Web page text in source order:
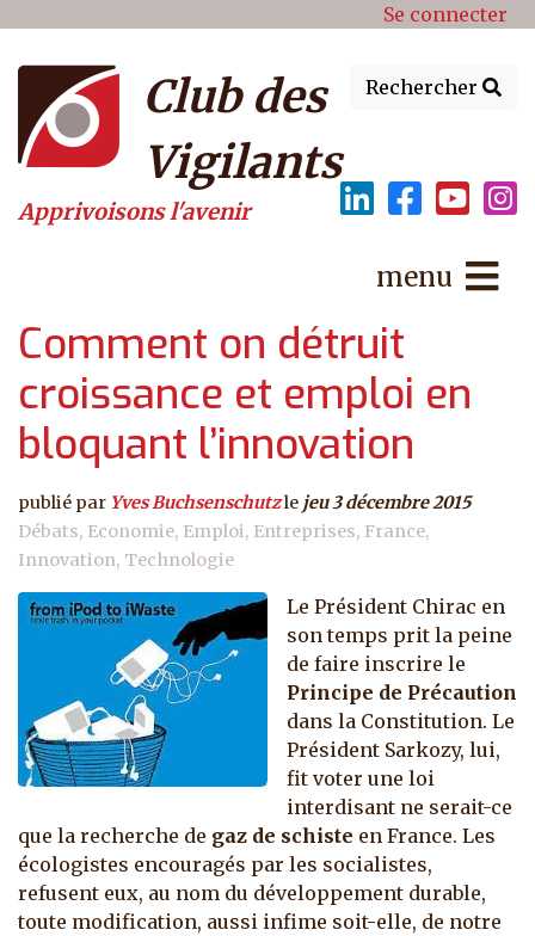
Menu du compte de Se connecter
Rechercher
Club des
Vigilants
Apprivoisons l'avenir
menu
Comment on détruit
croissance et emploi en
bloquant l’innovation
publié par Yves Buchsenschutzle jeu 3 décembre 2015
Débats Economie Emploi Entreprises France
Innovation Technologie
Le Président Chirac en
son temps prit la peine
de faire inscrire le
Principe de Précaution
dans la Constitution. Le
Président Sarkozy, lui,
fit voter une loi
interdisant ne serait-ce
que la recherche de gaz de schiste en France. Les
écologistes encouragés par les socialistes,
refusent eux, au nom du développement durable,
toute modification, aussi infime soit-elle, de notre